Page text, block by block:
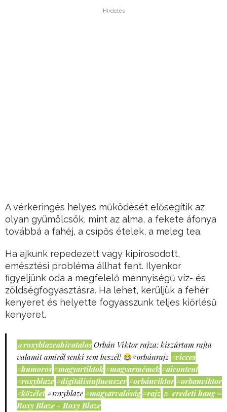
Hirdetés
A vérkeringés helyes működését elősegítik az
olyan gyümölcsök, mint az alma, a fekete áfonya
továbbá a fahéj, a csípős ételek, a meleg tea.
Ha ajkunk repedezett vagy kipirosodott,
emésztési probléma állhat fent. Ilyenkor
figyeljünk oda a megfelelő mennyiségű víz- és
zöldségfogyasztásra. Ha lehet, kerüljük a fehér
kenyeret és helyette fogyasszunk teljes kiőrlésű
kenyeret.
@roxyblazeahivatalos Orbán Viktor rajza: kiszúrtam rajta
valamit amiről senki sem beszél!
#orbánrajz #vicces
#humoros #magyartiktok #magyarmémek #aicontent
#roxyblaze #digitálisinfluenszer #orbánviktor #orbanviktor
#közélet #roxyblaze #magyarvalóság #rajz ♬ eredeti hang –
Roxy Blaze - Roxy Blaze